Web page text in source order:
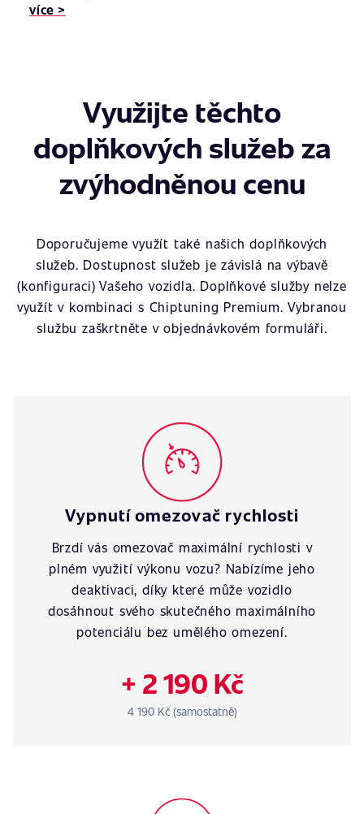
více >
Využijte těchto
doplňkových služeb za
zvýhodněnou cenu
Doporučujeme využít také našich doplňkových
služeb. Dostupnost služeb je závislá na výbavě
(konfiguraci) Vašeho vozidla. Doplňkové služby nelze
využít v kombinaci s Chiptuning Premium. Vybranou
službu zaškrtněte v objednávkovém formuláři.
Vypnutí omezovač rychlosti
Brzdí vás omezovač maximální rychlosti v
plném využití výkonu vozu? Nabízíme jeho
deaktivaci, díky které může vozidlo
dosáhnout svého skutečného maximálního
potenciálu bez umělého omezení.
+ 2 190 Kč
4 190 Kč (samostatně)